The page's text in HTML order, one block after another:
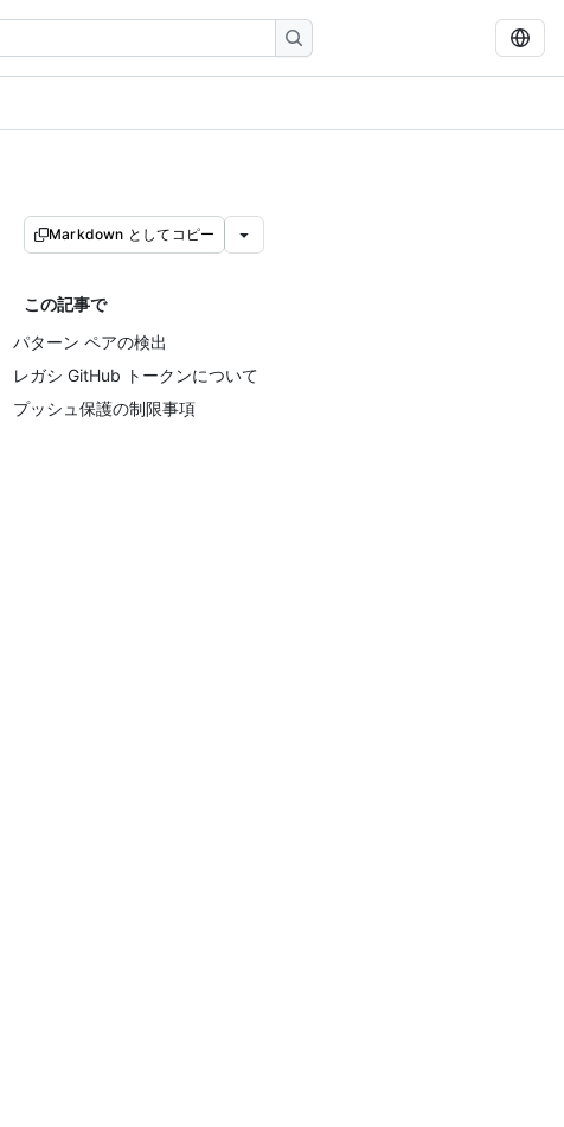
Markdown としてコピー
この記事で
パターン ペアの検出
レガシ GitHub トークンについて
プッシュ保護の制限事項